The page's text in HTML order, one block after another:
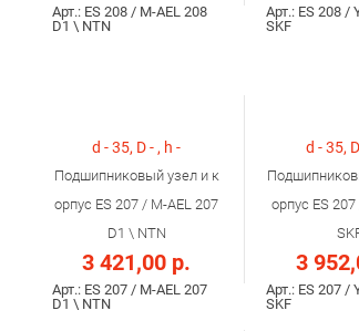
Арт.: ES 208 / M-AEL 208
D1 \ NTN
Арт.: ES 208 /
SKF
d - 35, D - , h -
Подшипниковый узел и к
орпус ES 207 / M-AEL 207
D1 \ NTN
3 421,00 р.
Арт.: ES 207 / M-AEL 207
D1 \ NTN
d - 35,
орпус ES
3
Арт.: ES 207 /
SKF